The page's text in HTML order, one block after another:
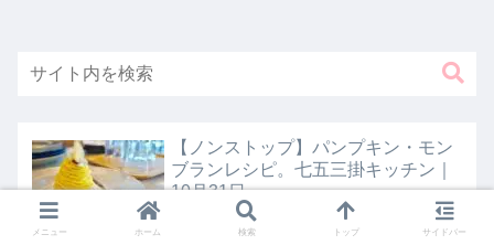
【ノンストップ】パンプキン・モン
ブランレシピ。七五三掛キッチン｜
10月31日
メニュー ホーム 検索 トップ サイドバー